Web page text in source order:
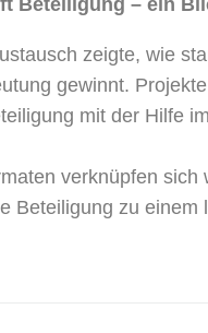
zeigte, wie
gewinnt.
mit der Hilfe
verknüpfen
Beteiligung zu einem